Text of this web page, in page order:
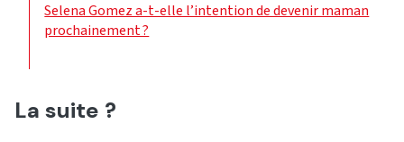
Selena Gomez a-t-elle l’intention de devenir maman
prochainement ?
La suite ?